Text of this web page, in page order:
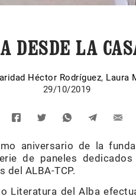
DESDE LA
Héctor Rodríguez, Laura
29/10/2019
aniversario de la
de paneles
del ALBA-TCP.
Literatura del Alba